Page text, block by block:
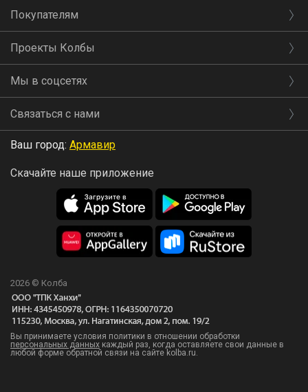
Покупателям
Проекты Колбы
Мы в соцсетях
Связаться с нами
Ваш город: Армавир
Скачайте наше приложение
2026 © Колба
Вы принимаете условия политики в отношении обработки
персональных данных каждый раз, когда оставляете свои данные в
любой форме обратной связи на сайте kolba.ru.